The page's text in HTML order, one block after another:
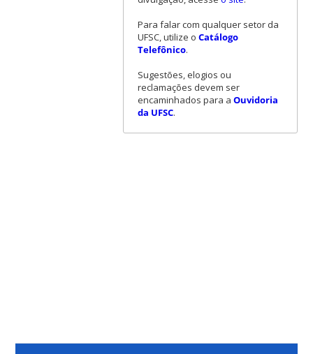
Para falar com qualquer setor da
UFSC, utilize o Catálogo
Telefônico.
Sugestões, elogios ou
reclamações devem ser
encaminhados para a Ouvidoria
da UFSC.